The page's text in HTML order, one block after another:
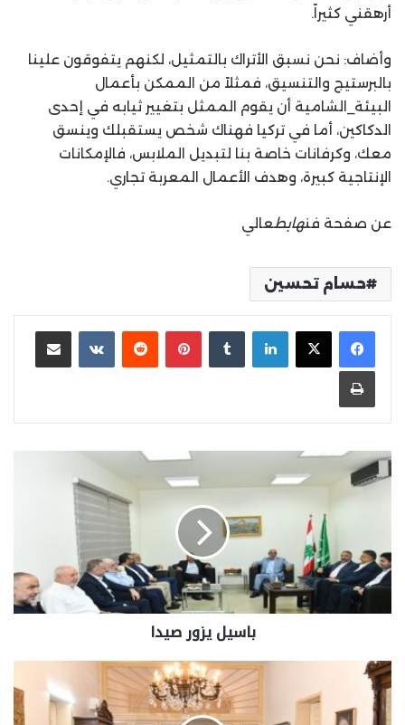
أرهقني كثيراً.
وأضاف: نحن نسبق الأتراك بالتمثيل، لكنهم يتفوقون علينا
بالبرستيج والتنسيق، فمثلاً من الممكن بأعمال
البيئة_الشامية أن يقوم الممثل بتغيير ثيابه في إحدى
الدكاكين، أما في تركيا فهناك شخص يستقبلك وينسق
معك، وكرفانات خاصة بنا لتبديل الملابس، فالإمكانات
الإنتاجية كبيرة، وهدف الأعمال المعربة تجاري.
عن صفحة فنهابطعالي
حسام تحسين
لينكدإن بينتيريست مشاركة عبر البريد
طباعة
باسيل يزور صيدا